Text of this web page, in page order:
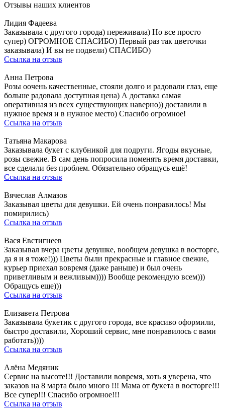
Отзывы наших клиентов
Лидия Фадеева
Заказывала с другого города) переживала) Но все просто
супер) ОГРОМНОЕ СПАСИБО) Первый раз так цветочки
заказывала) И вы не подвели) СПАСИБО)
Ссылка на отзыв
Анна Петрова
Розы оочень качественные, стояли долго и радовали глаз, еще
больше радовала доступная цена) А доставка самая
оперативная из всех существующих наверно)) доставили в
нужное время и в нужное место) Спасибо огромное!
Ссылка на отзыв
Татьяна Макарова
Заказывала букет с клубникой для подруги. Ягоды вкусные,
розы свежие. В сам день попросила поменять время доставки,
все сделали без проблем. Обязательно обращусь ещё!
Ссылка на отзыв
Вячеслав Алмазов
Заказывал цветы для девушки. Ей очень понравилось! Мы
помирились)
Ссылка на отзыв
Вася Евстигнеев
Заказывал вчера цветы девушке, вообщем девушка в восторге,
да я и я тоже!))) Цветы были прекрасные и главное свежие,
курьер приехал вовремя (даже раньше) и был очень
приветливым и вежливым)))) Вообще рекомендую всем)))
Обращусь еще)))
Ссылка на отзыв
Елизавета Петрова
Заказывала букетик с другого города, все красиво оформили,
быстро доставили, Хороший сервис, мне понравилось с вами
работать))))
Ссылка на отзыв
Алёна Медяник
Сервис на высоте!!! Доставили вовремя, хоть я уверена, что
заказов на 8 марта было много !!! Мама от букета в восторге!!!
Все супер!!! Спасибо огромное!!!
Ссылка на отзыв